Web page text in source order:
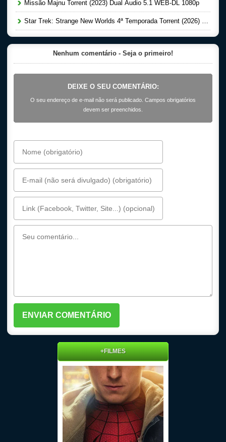
Missão Majnu Torrent (2023) Dual Áudio 5.1 WEB-DL 1080p
Star Trek: Strange New Worlds 4ª Temporada Torrent (2026) Dual Áudio 5.1 WEB-DL 1080p
Nenhum comentário - Seja o primeiro!
DEIXE O SEU COMENTÁRIO:
O seu endereço de e-mail não será publicado. Campos obrigatórios
devem ser preenchidos.
+FILMES